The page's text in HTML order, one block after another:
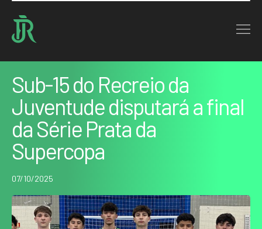
Home : Noticias : Sub-15 do Recreio da Juventude disputará a final da Série…
Sub-15 do Recreio da
Juventude disputará a final
da Série Prata da
Supercopa
07/10/2025